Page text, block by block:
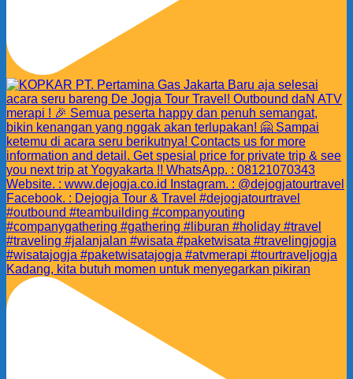
Kadang, kita butuh momen untuk menyegarkan pikiran